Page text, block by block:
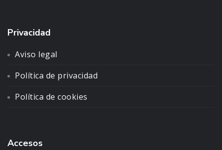
Privacidad
Aviso legal
Política de privacidad
Política de cookies
Accesos